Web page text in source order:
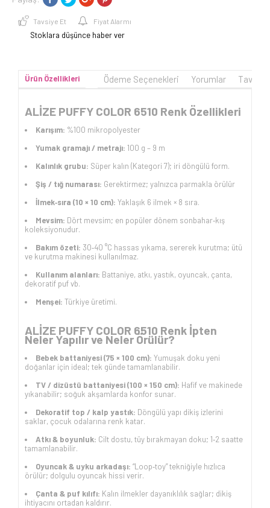
Tavsiye Et Fiyat Alarmı
Stoklara düşünce haber ver
Ürün Özellikleri Ödeme Seçenekleri Yorumlar
ALİZE PUFFY COLOR 6510 Renk Özellikleri
Karışım: %100 mikropolyester
Yumak gramajı / metrajı: 100 g – 9 m
Kalınlık grubu: Süper kalın (Kategori 7); iri döngülü form.
Şiş / tığ numarası: Gerektirmez; yalnızca parmakla örülür
İlmek‑sıra (10 × 10 cm): Yaklaşık 6 ilmek × 8 sıra.
Mevsim: Dört mevsim; en popüler dönem sonbahar‑kış
koleksiyonudur.
Bakım özeti: 30‑40 °C hassas yıkama, sererek kurutma; ütü
ve kurutma makinesi kullanılmaz.
Kullanım alanları: Battaniye, atkı, yastık, oyuncak, çanta,
dekoratif puf vb.
Menşei: Türkiye üretimi.
ALİZE PUFFY COLOR 6510 Renk İpten
Neler Yapılır ve Neler Örülür?
Bebek battaniyesi (75 × 100 cm): Yumuşak doku yeni
doğanlar için ideal; tek günde tamamlanabilir.
TV / dizüstü battaniyesi (100 × 150 cm): Hafif ve makinede
yıkanabilir; soğuk akşamlarda konfor sunar.
Dekoratif top / kalp yastık: Döngülü yapı dikiş izlerini
saklar, çocuk odalarına renk katar.
Atkı & boyunluk: Cilt dostu, tüy bırakmayan doku; 1‑2 saatte
tamamlanabilir.
Oyuncak & uyku arkadaşı: “Loop‑toy” tekniğiyle hızlıca
örülür; dolgulu oyuncak hissi verir.
Çanta & puf kılıfı: Kalın ilmekler dayanıklılık sağlar; dikiş
ihtiyacını ortadan kaldırır.